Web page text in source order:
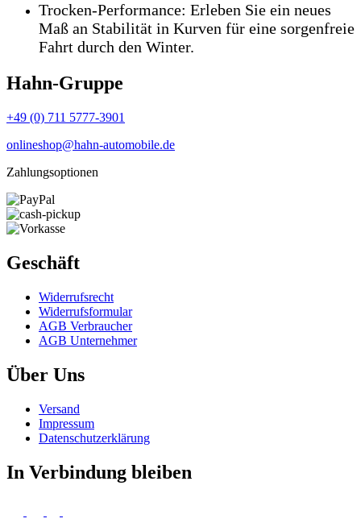
Trocken-Performance: Erleben Sie ein neues
Maß an Stabilität in Kurven für eine sorgenfreie
Fahrt durch den Winter.
Hahn-Gruppe
+49 (0) 711 5777-3901
onlineshop@hahn-automobile.de
Zahlungsoptionen
Geschäft
Widerrufs­recht
Widerrufs­formular
AGB Verbraucher
AGB Unternehmer
Über Uns
Versand
Impressum
Daten­schutz­erklärung
In Verbindung bleiben